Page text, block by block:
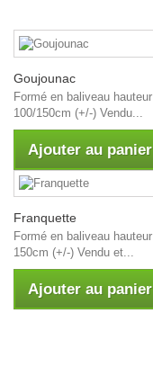
Goujounac
Formé en baliveau hauteur
100/150cm (+/-) Vendu...
Ajouter au panier
Franquette
Formé en baliveau hauteur
150cm (+/-) Vendu et...
Ajouter au panier